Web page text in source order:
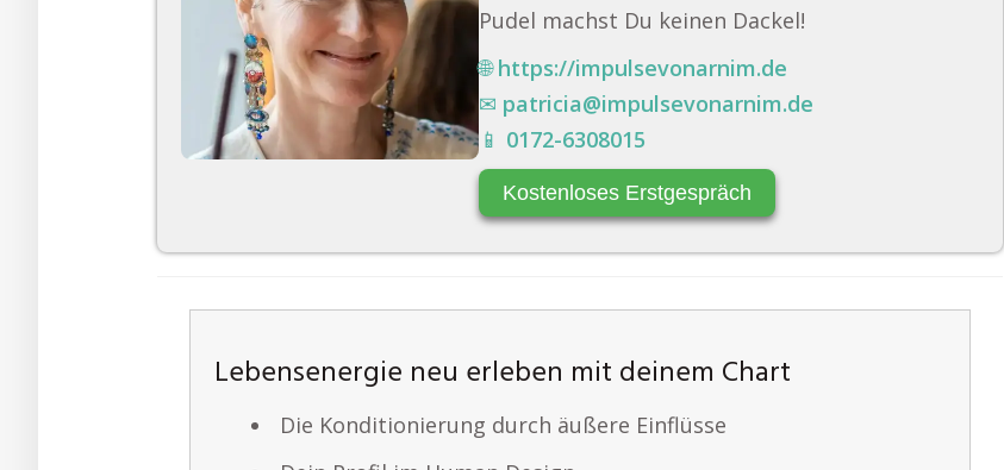
Pudel machst Du keinen Dackel!
🌐https://impulsevonarnim.de
✉ patricia@impulsevonarnim.de
📱 0172-6308015
Kostenloses Erstgespräch
Lebensenergie neu erleben mit deinem Chart
Die Konditionierung durch äußere Einflüsse